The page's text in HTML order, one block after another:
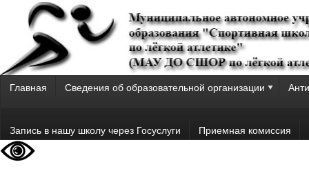
Главная Сведения об образовательной организации
Запись в нашу школу через Госуслуги Приемная комиссия